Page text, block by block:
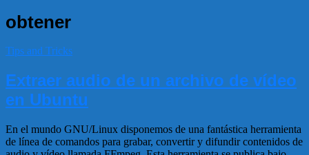
obtener
Tips and Tricks
Extraer audio de un archivo de vídeo
en Ubuntu
En el mundo GNU/Linux disponemos de una fantástica herramienta
de línea de comandos para grabar, convertir y difundir contenidos de